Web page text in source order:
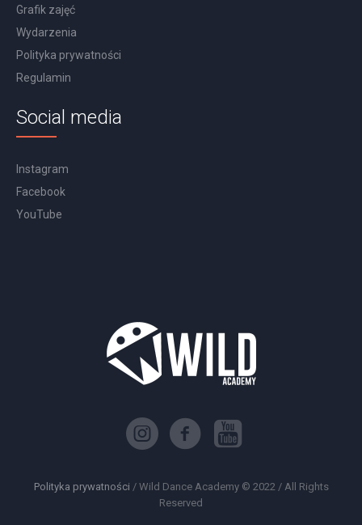
Grafik zajęć
Wydarzenia
Polityka prywatności
Regulamin
Social media
Instagram
Facebook
YouTube
Polityka prywatności / Wild Dance Academy © 2022 / All Rights
Reserved